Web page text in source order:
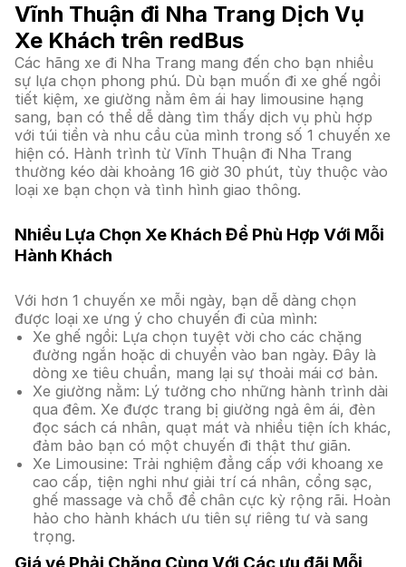
Vĩnh Thuận đi Nha Trang Dịch Vụ
Xe Khách trên redBus
Các hãng xe đi Nha Trang mang đến cho bạn nhiều
sự lựa chọn phong phú. Dù bạn muốn đi xe ghế ngồi
tiết kiệm, xe giường nằm êm ái hay limousine hạng
sang, bạn có thể dễ dàng tìm thấy dịch vụ phù hợp
với túi tiền và nhu cầu của mình trong số 1 chuyến xe
hiện có. Hành trình từ Vĩnh Thuận đi Nha Trang
thường kéo dài khoảng 16 giờ 30 phút, tùy thuộc vào
loại xe bạn chọn và tình hình giao thông.
Nhiều Lựa Chọn Xe Khách Để Phù Hợp Với Mỗi
Hành Khách
Với hơn 1 chuyến xe mỗi ngày, bạn dễ dàng chọn
được loại xe ưng ý cho chuyến đi của mình:
Xe ghế ngồi: Lựa chọn tuyệt vời cho các chặng
đường ngắn hoặc di chuyển vào ban ngày. Đây là
dòng xe tiêu chuẩn, mang lại sự thoải mái cơ bản.
Xe giường nằm: Lý tưởng cho những hành trình dài
qua đêm. Xe được trang bị giường ngả êm ái, đèn
đọc sách cá nhân, quạt mát và nhiều tiện ích khác,
đảm bảo bạn có một chuyến đi thật thư giãn.
Xe Limousine: Trải nghiệm đẳng cấp với khoang xe
cao cấp, tiện nghi như giải trí cá nhân, cổng sạc,
ghế massage và chỗ để chân cực kỳ rộng rãi. Hoàn
hảo cho hành khách ưu tiên sự riêng tư và sang
trọng.